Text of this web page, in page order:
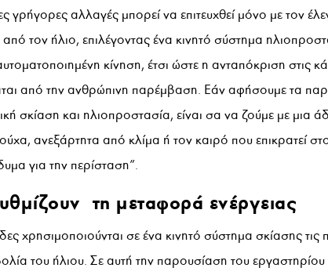
γρήγορες αλλαγές μπορεί να επιτευχθεί μόνο με τον
από τον ήλιο, επιλέγοντας ένα κινητό σύστημα
κίνηση, έτσι ώστε η ανταπόκριση στις
από την ανθρώπινη παρέμβαση. Εάν αφήσουμε τα
σκίαση και ηλιοπροστασία, είναι σα να ζούμε με μια
ανεξάρτητα από κλίμα ή τον καιρό που επικρατεί
για την περίσταση”.
τη μεταφορά ενέργειας
χρησιμοποιούνται σε ένα κινητό σύστημα σκίασης τις
του ήλιου. Σε αυτή την παρουσίαση του